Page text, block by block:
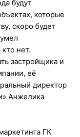
будут
которые
скоро будет
нет.
застройщика и
её
директор
Анжелика
ГК